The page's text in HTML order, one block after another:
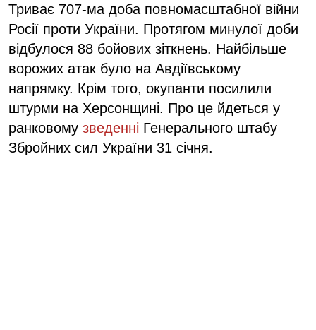
Триває 707-ма доба повномасштабної війни
Росії проти України. Протягом минулої доби
відбулося 88 бойових зіткнень. Найбільше
ворожих атак було на Авдіївському
напрямку. Крім того, окупанти посилили
штурми на Херсонщині. Про це йдеться у
ранковому зведенні Генерального штабу
Збройних сил України 31 січня.